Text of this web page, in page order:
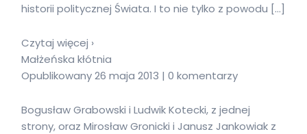
historii politycznej Świata. I to nie tylko z powodu […]
Czytaj więcej ›
Małżeńska kłótnia
Opublikowany 26 maja 2013 | 0 komentarzy
Bogusław Grabowski i Ludwik Kotecki, z jednej
strony, oraz Mirosław Gronicki i Janusz Jankowiak z